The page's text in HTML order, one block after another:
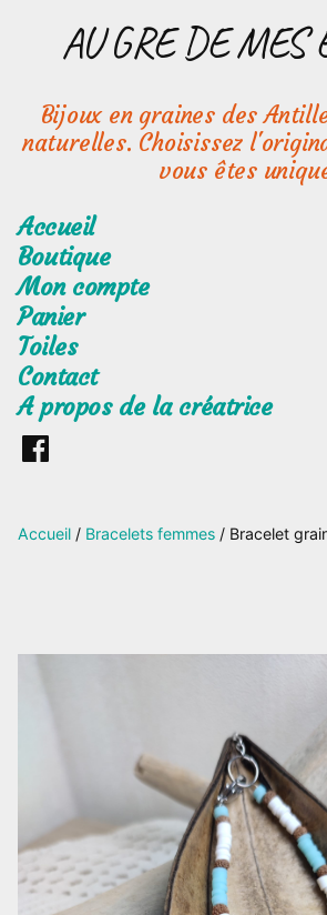
AU GRE DE MES
Bijoux en graines des
naturelles. Choisissez
vous êtes
Accueil
Boutique
Mon compte
Panier
Toiles
Contact
A propos de la créatrice
Retrouvez
Facebook
Accueil / Bracelets femmes / Bracelet